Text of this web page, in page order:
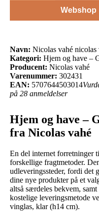
Webshop
Navn: Nicolas vahé
Kategori: Hjem og have –
Producent: Nicolas vahé
Varenummer: 302431
EAN: 5707644503014
på 28 anmeldelser
Hjem og have –
fra Nicolas vahé
En del internet forretninger
forskellige fragtmetoder.
udleveringssteder, fordi det
dine nye produkter på et
altså særdeles bekvem,
kostelige leveringsmetode
vinglas, klar (h14 cm).